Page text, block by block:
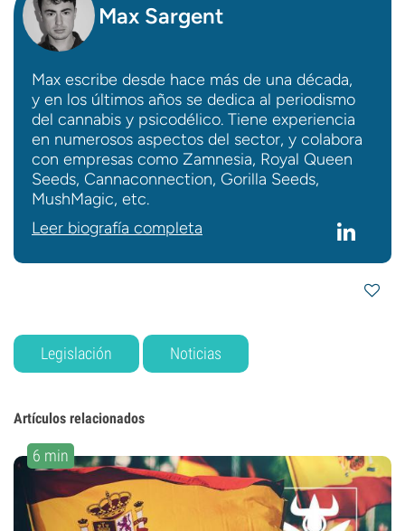
Max Sargent
Max escribe desde hace más de una década,
y en los últimos años se dedica al periodismo
del cannabis y psicodélico. Tiene experiencia
en numerosos aspectos del sector, y colabora
con empresas como Zamnesia, Royal Queen
Seeds, Cannaconnection, Gorilla Seeds,
MushMagic, etc.
Leer biografía completa
Legislación Noticias
Artículos relacionados
6 min